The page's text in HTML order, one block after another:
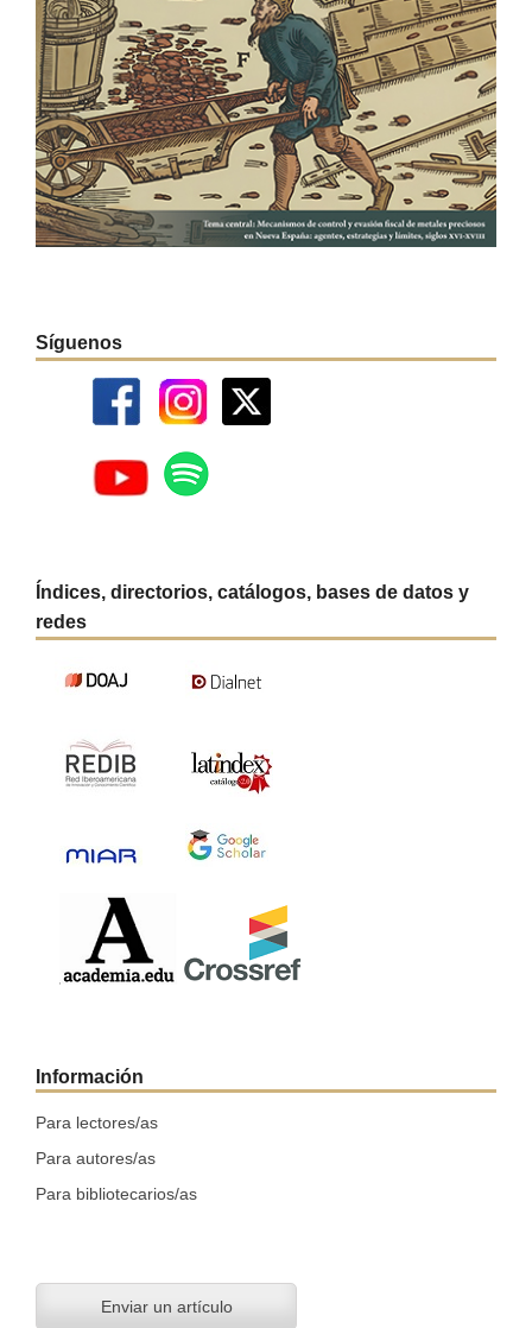
Síguenos
Índices, directorios, catálogos, bases de datos y
redes
Información
Para lectores/as
Para autores/as
Para bibliotecarios/as
Enviar un artículo